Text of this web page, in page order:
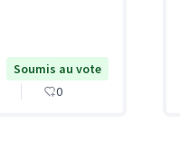
Soumis au vote
0